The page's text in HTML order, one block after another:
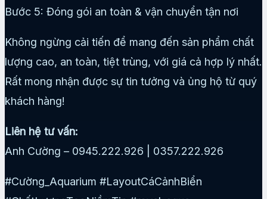
Bước 5: Đóng gói an toàn & vận chuyển tận nơi
Không ngừng cải tiến để mang đến sản phẩm chất
lượng cao, an toàn, tiệt trùng, với giá cả hợp lý nhất.
Rất mong nhận được sự tin tưởng và ủng hộ từ quý
khách hàng!
Liên hệ tư vấn:
Anh Cường – 0945.222.926 | 0357.222.926
#Cường_Aquarium #LayoutCáCảnhBiển